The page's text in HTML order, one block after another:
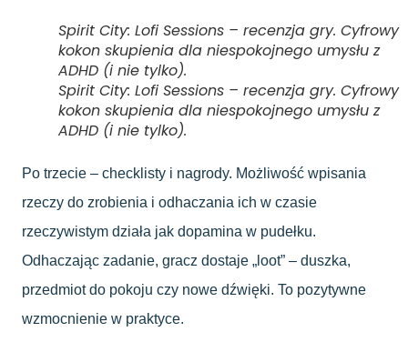
Spirit City: Lofi Sessions – recenzja gry. Cyfrowy
kokon skupienia dla niespokojnego umysłu z
ADHD (i nie tylko).
Spirit City: Lofi Sessions – recenzja gry. Cyfrowy
kokon skupienia dla niespokojnego umysłu z
ADHD (i nie tylko).
Po trzecie – checklisty i nagrody. Możliwość wpisania
rzeczy do zrobienia i odhaczania ich w czasie
rzeczywistym działa jak dopamina w pudełku.
Odhaczając zadanie, gracz dostaje „loot” – duszka,
przedmiot do pokoju czy nowe dźwięki. To pozytywne
wzmocnienie w praktyce.